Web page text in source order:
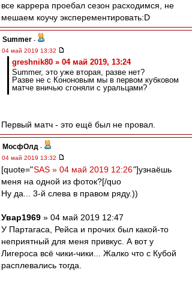
все каррера проебал сезон расходимся, не
мешаем коучу эксперементировать:D
Summer -
04 май 2019 13:32
greshnik80 » 04 май 2019, 13:24
Summer, это уже вторая, разве нет?
Разве не с Кононовым мы в первом кубковом
матче вничью сгоняли с уральцами?
Первый матч - это ещё был не провал.
МосфОлд -
04 май 2019 13:32
[quote="SAS » 04 май 2019 12:26"]узнаёшь
меня на одной из фоток?[/quo
Ну да... 3-й слева в правом ряду.))
Увар1969 » 04 май 2019 12:47
У Партагаса, Рейса и прочих был какой-то
неприятный для меня привкус. А вот у
Лигероса всё чики-чики... Жалко что с Кубой
расплевались тогда.